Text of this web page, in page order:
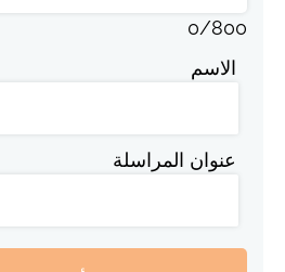
0/800
الاسم
عنوان المراسلة